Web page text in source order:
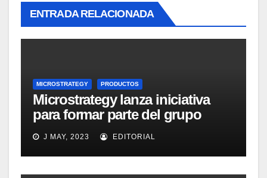
ENTRADA RELACIONADA
MICROSTRATEGY PRODUCTOS
Microstrategy lanza iniciativa
para formar parte del grupo
MicroStrategy Business
Intelligence Group en LinkedIn
J MAY, 2023 EDITORIAL